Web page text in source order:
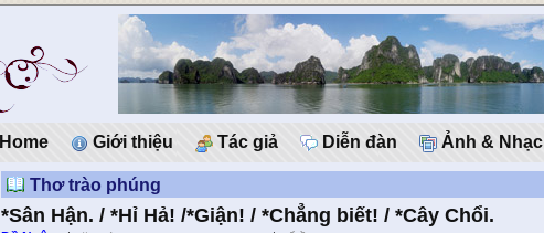
Home Giới thiệu Tác giả Diễn đàn Ảnh & Nhạc
Thơ trào phúng
*Sân Hận. / *Hỉ Hả! /*Giận! / *Chẳng biết! / *Cây Chổi.